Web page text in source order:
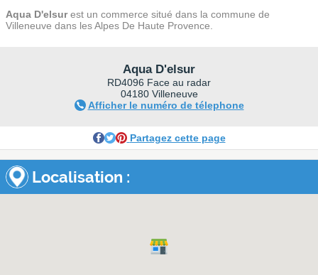
Aqua D'elsurest un commerce situé dans la commune de
Villeneuve dans les Alpes De Haute Provence.
Aqua D'elsur
RD4096 Face au radar
04180 Villeneuve
Afficher le numéro de télephone
Partagez cette page
Localisation :